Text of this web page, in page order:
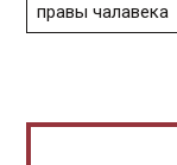
правы чалавека